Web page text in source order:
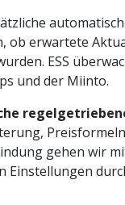
ob erwartete
ESS
und der Miinto.
gehen wir
Einstellungen